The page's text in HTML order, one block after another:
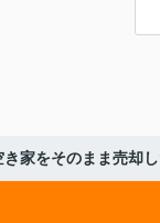
き家をそのまま売却